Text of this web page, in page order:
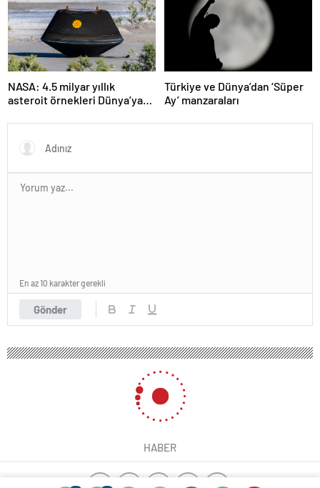
NASA: 4.5 milyar yıllık
asteroit örnekleri Dünya’ya
başlangıcına ışık tutabilir
Türkiye ve Dünya’dan ‘Süper
Ay’ manzaraları
Gönder
En az 10 karakter gerekli
HABER